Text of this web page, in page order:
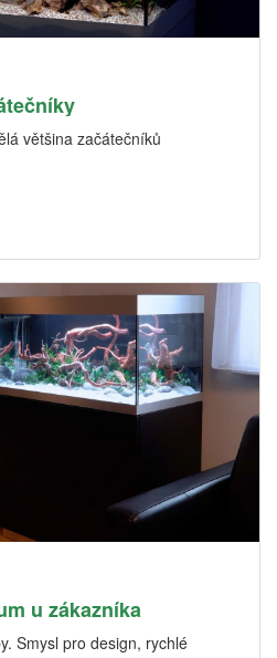
většina začátečníků
u zákazníka
Smysl pro design, rychlé